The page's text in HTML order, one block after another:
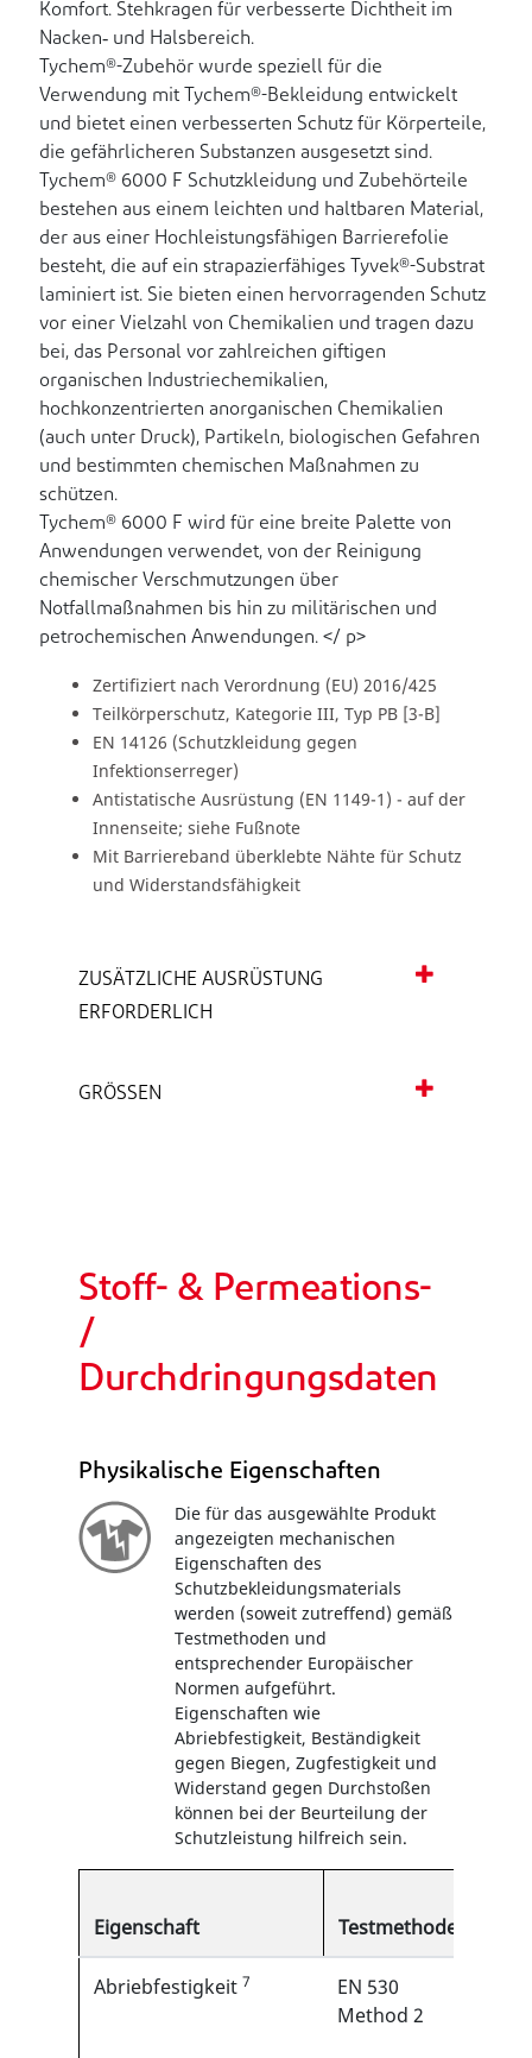
Komfort. Stehkragen für verbesserte Dichtheit im
Nacken‑ und Halsbereich.
Tychem®-Zubehör wurde speziell für die
Verwendung mit Tychem®-Bekleidung entwickelt
und bietet einen verbesserten Schutz für Körperteile,
die gefährlicheren Substanzen ausgesetzt sind.
Tychem® 6000 F Schutzkleidung und Zubehörteile
bestehen aus einem leichten und haltbaren Material,
der aus einer Hochleistungsfähigen Barrierefolie
besteht, die auf ein strapazierfähiges Tyvek®-Substrat
laminiert ist. Sie bieten einen hervorragenden Schutz
vor einer Vielzahl von Chemikalien und tragen dazu
bei, das Personal vor zahlreichen giftigen
organischen Industriechemikalien,
hochkonzentrierten anorganischen Chemikalien
(auch unter Druck), Partikeln, biologischen Gefahren
und bestimmten chemischen Maßnahmen zu
schützen.
Tychem® 6000 F wird für eine breite Palette von
Anwendungen verwendet, von der Reinigung
chemischer Verschmutzungen über
Notfallmaßnahmen bis hin zu militärischen und
petrochemischen Anwendungen. </ p>
Zertifiziert nach Verordnung (EU) 2016/425
Teilkörperschutz, Kategorie III, Typ PB [3-B]
EN 14126 (Schutzkleidung gegen
Infektionserreger)
Antistatische Ausrüstung (EN 1149-1) - auf der
Innenseite; siehe Fußnote
Mit Barriereband überklebte Nähte für Schutz
und Widerstandsfähigkeit
ZUSÄTZLICHE AUSRÜSTUNG
ERFORDERLICH
GRÖSSEN
Stoff- & Permeations-
/
Durchdringungsdaten
Physikalische Eigenschaften
Die für das ausgewählte Produkt
angezeigten mechanischen
Eigenschaften des
Schutzbekleidungsmaterials
werden (soweit zutreffend) gemäß
Testmethoden und
entsprechender Europäischer
Normen aufgeführt.
Eigenschaften wie
Abriebfestigkeit, Beständigkeit
gegen Biegen, Zugfestigkeit und
Widerstand gegen Durchstoßen
können bei der Beurteilung der
Schutzleistung hilfreich sein.
Eigenschaft Testmethode
Abriebfestigkeit 7
EN 530
Method 2